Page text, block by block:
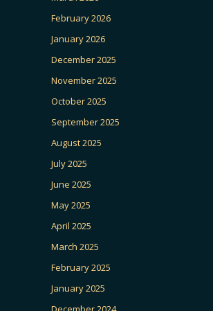
February 2026
January 2026
December 2025
November 2025
October 2025
September 2025
August 2025
July 2025
June 2025
May 2025
April 2025
March 2025
February 2025
January 2025